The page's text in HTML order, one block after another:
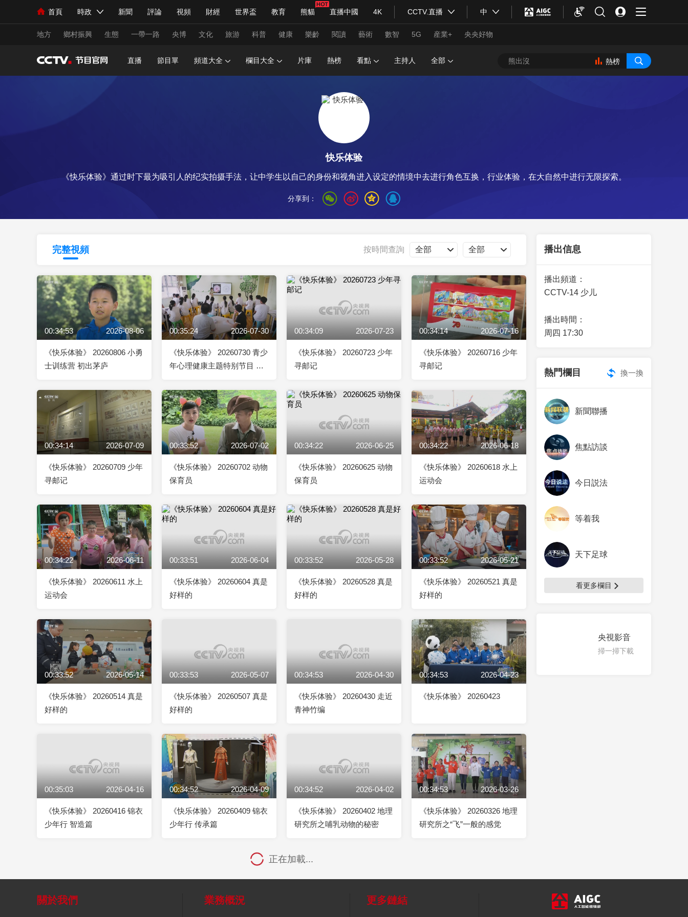
首頁 時政 新聞 評論 視頻 財經 世界盃 教育 熊貓 直播中國 4K CCTV.直播 中
人民領袖習近平 聯播+ 中國領導人 央視快評 習式妙語 熱解讀 天天學習
直播 片庫 欄目大全 節目單 聽音 微視頻 主持人 下載央視影音
海外頻道 iPanda English Монгол
地方 鄉村振興 生態 一帶一路 央博 文化 旅游 科普 健康 樂齡 閱讀 藝術 數智 5G 産業+ 央央好物
人物
央視網評 光華銳評
全景新聞
現場 前線 比劃 快看 藍海中國 新兵請入列 人生第一次 人生第二次
NBA 中超 國足 國際足球
VIP會員 CCTV奧林匹克頻道 生活體育大會 體育江湖 文化體育 冰雪道路 足球道路
財經 教育 科普 健康 樂齡 閱讀 藝術 汽車 數智 5G
網展 央央好物
CCTV.節目官網 直播 節目單 欄目 片庫 收視榜 總台企業白名單
直播 節目單 頻道大全 欄目大全 片庫 熱榜 看點 主持人 全部 熱榜
快乐体验
《快乐体验》通过时下最为吸引人的纪实拍摄手法，让中学生以自己的身份和视角进入设定的情境中去进行角色互换，行业体验，在大自然中进行无限探索。
分享到：
完整視頻 按時間查詢
00:34:53 2026-08-06
《快乐体验》 20260806 小勇
士训练营 初出茅庐
00:35:24 2026-07-30
《快乐体验》 20260730 青少
年心理健康主题特别节目 成
00:34:09 2026-07-23
《快乐体验》 20260723 少年
寻邮记
00:34:14 2026-07-16
《快乐体验》 20260716 少年
寻邮记
00:34:14 2026-07-09
《快乐体验》 20260709 少年
寻邮记
00:33:52 2026-07-02
《快乐体验》 20260702 动物
保育员
00:34:22 2026-06-25
《快乐体验》 20260625 动物
保育员
00:34:22 2026-06-18
《快乐体验》 20260618 水上
运动会
00:34:22 2026-06-11
《快乐体验》 20260611 水上
运动会
00:33:51 2026-06-04
《快乐体验》 20260604 真是
好样的
00:33:52 2026-05-28
《快乐体验》 20260528 真是
好样的
00:33:52 2026-05-21
《快乐体验》 20260521 真是
好样的
00:33:52 2026-05-14
《快乐体验》 20260514 真是
好样的
00:33:53 2026-05-07
《快乐体验》 20260507 真是
好样的
00:34:53 2026-04-30
《快乐体验》 20260430 走近
青神竹编
00:34:53 2026-04-23
《快乐体验》 20260423
00:35:03 2026-04-16
《快乐体验》 20260416 锦衣
少年行 智造篇
00:34:52 2026-04-09
《快乐体验》 20260409 锦衣
少年行 传承篇
00:34:52 2026-04-02
《快乐体验》 20260402 地理
研究所之哺乳动物的秘密
00:34:53 2026-03-26
《快乐体验》 20260326 地理
研究所之“飞”一般的感觉
正在加載...
播出信息
播出頻道：
CCTV-14 少儿
播出時間：
周四 17:30
熱門欄目
新聞聯播
焦點訪談
今日説法
等着我
天下足球
換一換
看更多欄目
央視影音
掃一掃下載
關於我們 業務概況 更多鏈結